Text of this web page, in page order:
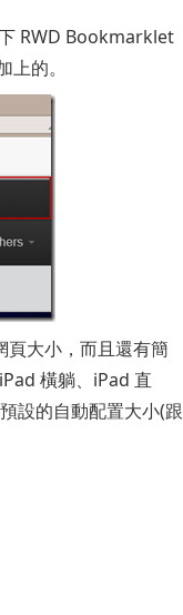
RWD Bookmarklet
的。
頁大小，而且還有簡
橫躺、iPad 直
設的自動配置大小(跟